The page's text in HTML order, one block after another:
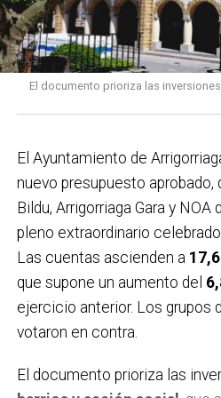
El documento prioriza las
El Ayuntamiento de
nuevo presupuesto aprobado,
Bildu, Arrigorriaga Gara y NOA
pleno extraordinario
Las cuentas ascienden a
que supone un aumento del
ejercicio anterior. Los grupos
votaron en contra.
El documento prioriza las